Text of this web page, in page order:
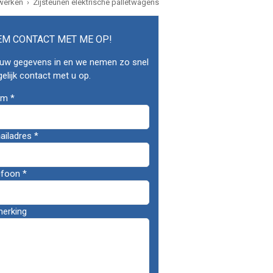
Zijsteunen elektrische palletwagens
CONTACT MET ME OP!
gegevens in en we nemen zo snel
contact met u op.
*
*
*